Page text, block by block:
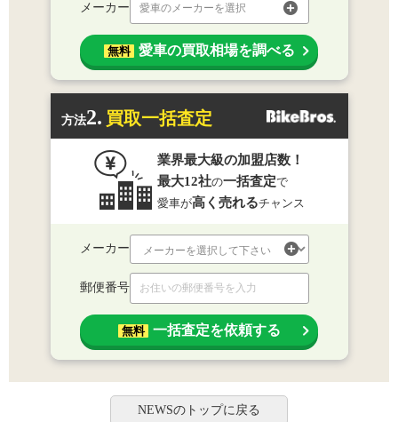
メーカー 愛車のメーカーを選択
無料 愛車の買取相場を調べる
方法2. 買取一括査定
業界最大級の加盟店数！
最大12社の一括査定で
愛車が高く売れるチャンス
メーカー
郵便番号
無料 一括査定を依頼する
NEWSのトップに戻る